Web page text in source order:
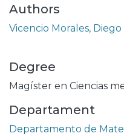
Authors
Vicencio Morales, Diego
Degree
Magíster en Ciencias
Departament
Departamento de